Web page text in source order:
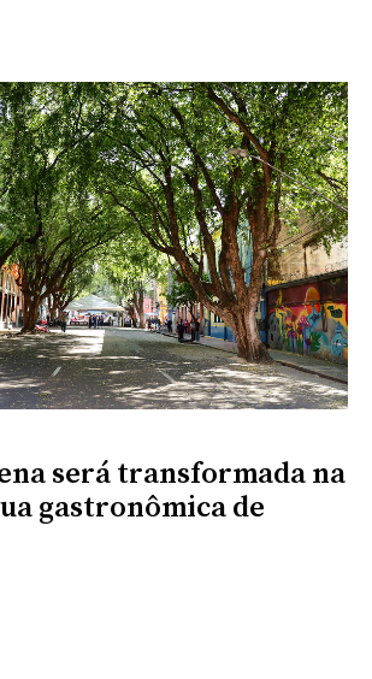
será transformada na
gastronômica de